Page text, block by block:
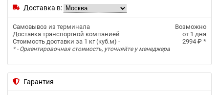
Доставка в:
Самовывоз из терминала
Возможно
Доставка транспортной компанией
от 1 дня
Стоимость доставки за 1 кг (куб.м) -
2994 ₽ *
* - Ориентировочная стоимость, уточняйте у менеджера
Гарантия